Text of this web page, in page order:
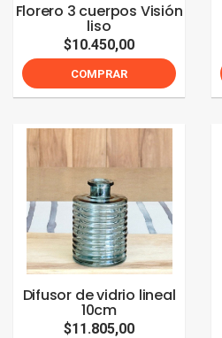
Florero 3 cuerpos Visión
liso
$10.450,00
COMPRAR
Difusor de vidrio lineal
10cm
$11.805,00